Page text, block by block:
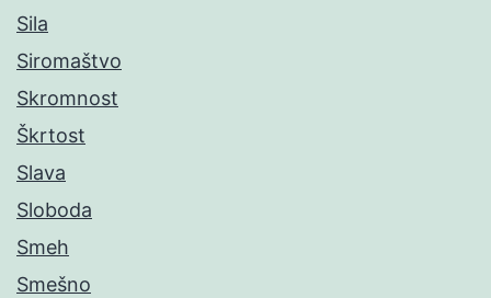
Sila
Siromaštvo
Skromnost
Škrtost
Slava
Sloboda
Smeh
Smešno